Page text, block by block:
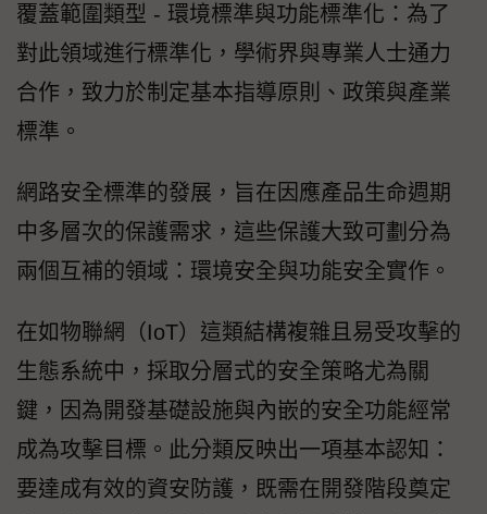
覆蓋範圍類型 - 環境標準與功能標準化：為了
對此領域進行標準化，學術界與專業人士通力
合作，致力於制定基本指導原則、政策與產業
標準。
網路安全標準的發展，旨在因應產品生命週期
中多層次的保護需求，這些保護大致可劃分為
兩個互補的領域：環境安全與功能安全實作。
在如物聯網（IoT）這類結構複雜且易受攻擊的
生態系統中，採取分層式的安全策略尤為關
鍵，因為開發基礎設施與內嵌的安全功能經常
成為攻擊目標。此分類反映出一項基本認知：
要達成有效的資安防護，既需在開發階段奠定